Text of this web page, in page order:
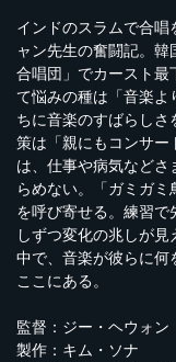
インドのスラムで合唱
ャン先生の奮闘記。
合唱団」でカースト最
て悩みの種は「音楽よ
ちに音楽のすばらし
策は「親にもコンサー
は、仕事や病気などさ
らめない。「ガミガ
を呼び寄せる。練習
しずつ変化の兆しが
中で、音楽が彼らに何
ここにある。
監督：ジー・ヘウォン
製作：キム・ソナ